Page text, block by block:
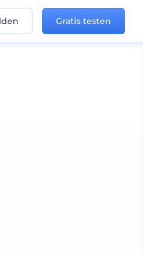
Gratis testen